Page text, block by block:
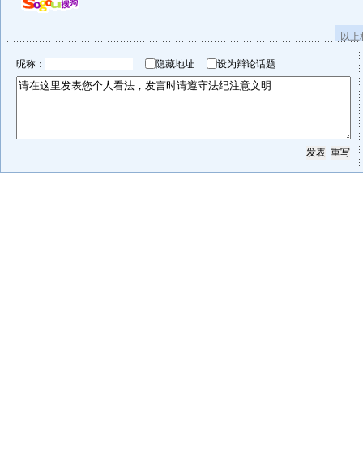
以
昵称： 隐藏地址 设为辩论话题